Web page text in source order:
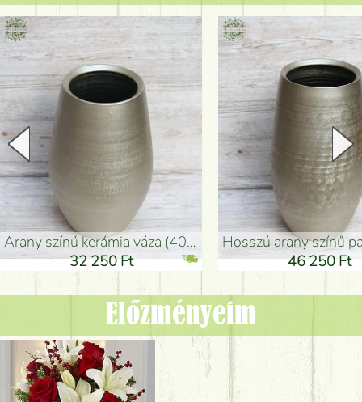
arany színű kerámia váza (40x26cm)
32 250 Ft
hosszú arany színű
46 250 Ft
Előzményeim